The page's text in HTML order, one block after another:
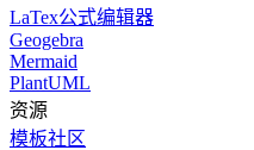
LaTex公式编辑器
Geogebra
Mermaid
PlantUML
资源
模板社区